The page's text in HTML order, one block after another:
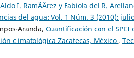
I. RamÃ­Â­rez y Fabiola del R.
del agua: Vol. 1 Núm. 3 (2010):
Aranda, Cuantificación con el
climatológica Zacatecas, México ,